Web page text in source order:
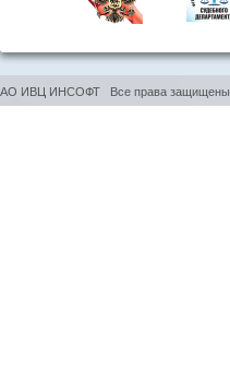
АО ИВЦ ИНСОФТ Все права защищены